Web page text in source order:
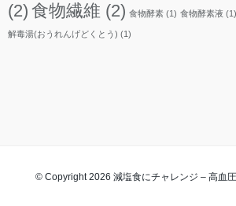
(2) 食物繊維 (2) 食物酵素 (1) 食物酵素液 (1)
解毒湯(おうれんげどくとう) (1)
© Copyright 2026 減塩食にチャレンジ – 高血